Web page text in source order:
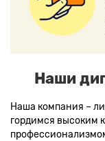
Наши
Наша компания –
гордимся высоким